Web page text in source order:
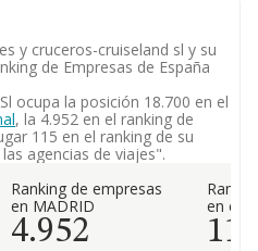
y cruceros-cruiseland sl y su
de Empresas de España
ocupa la posición 18.700 en el
, la 4.952 en el ranking de
115 en el ranking de su
agencias de viajes".
Ranking de empresas
en MADRID
4.952
en el
115